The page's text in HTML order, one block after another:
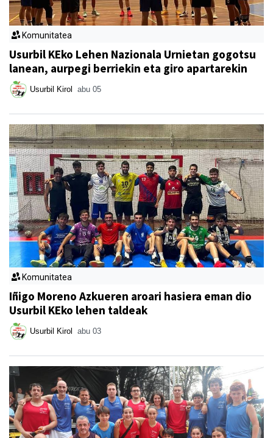
Komunitatea
Usurbil KEko Lehen Nazionala Urnietan gogotsu
lanean, aurpegi berriekin eta giro apartarekin
Usurbil Kirol abu 05
Komunitatea
Iñigo Moreno Azkueren aroari hasiera eman dio
Usurbil KEko lehen taldeak
Usurbil Kirol abu 03